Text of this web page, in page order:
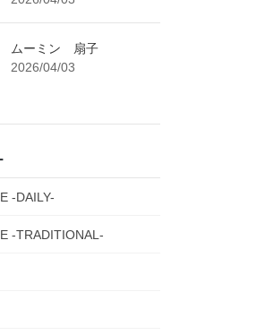
ムーミン 扇子
2026/04/03
-DAILY-
-TRADITIONAL-